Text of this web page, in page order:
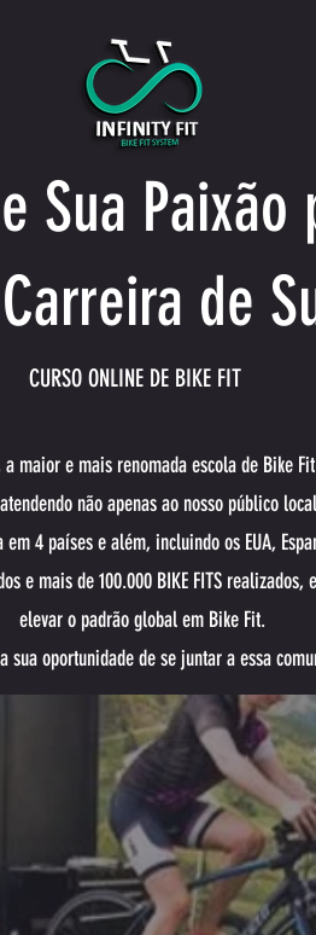
Sua Paixão
de
CURSO ONLINE DE BIKE FIT
maior e mais renomada escola de Bike
não apenas ao nosso público
4 países e além, incluindo os EUA,
e mais de 100.000 BIKE FITS realizados,
elevar o padrão global em Bike Fit.
sua oportunidade de se juntar a essa